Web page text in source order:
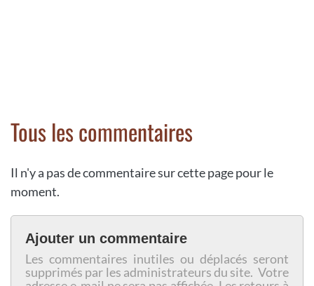
Tous les commentaires
Il n'y a pas de commentaire sur cette page pour le
moment.
Ajouter un commentaire
Les commentaires inutiles ou déplacés seront
supprimés par les administrateurs du site. Votre